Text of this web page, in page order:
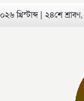
খ্রিস্টাব্দ | ২৪শে শ্রাবণ,